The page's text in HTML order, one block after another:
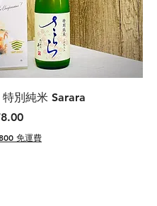
別純米 Sarara
免運費